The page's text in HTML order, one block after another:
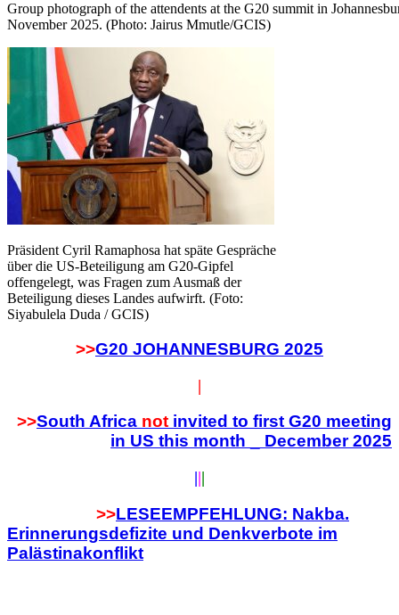
Group photograph of the attendents at the G20 summit in
November 2025. (Photo: Jairus Mmutle/GCIS)
Präsident Cyril Ramaphosa hat späte Gespräche
über die US-Beteiligung am G20-Gipfel
offengelegt, was Fragen zum Ausmaß der
Beteiligung dieses Landes aufwirft. (Foto:
Siyabulela Duda / GCIS)
>>G20 JOHANNESBURG 2025
|
>>South Africa not invited to first G20 meeting
in US this month _ December 2025
|||
>>LESEEMPFEHLUNG: Nakba.
Erinnerungsdefizite und Denkverbote im
Palästinakonflikt